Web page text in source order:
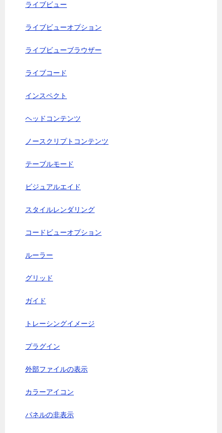
ライブビュー
ライブビューオプション
ライブビューブラウザー
ライブコード
インスペクト
ヘッドコンテンツ
ノースクリプトコンテンツ
テーブルモード
ビジュアルエイド
スタイルレンダリング
コードビューオプション
ルーラー
グリッド
ガイド
トレーシングイメージ
プラグイン
外部ファイルの表示
カラーアイコン
パネルの非表示